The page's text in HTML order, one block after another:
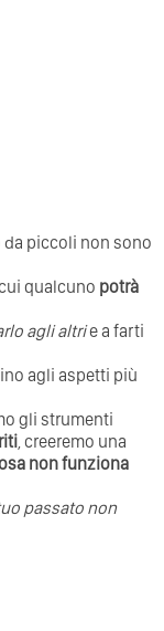
da piccoli non sono
qualcuno potrà
agli altrie a farti
agli aspetti più
gli strumenti
, creeremo una
non funziona
passato non